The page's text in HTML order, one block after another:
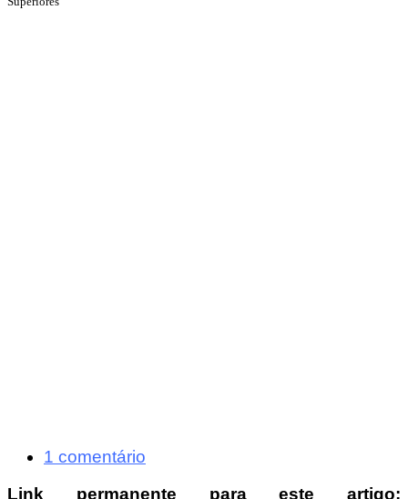
1 comentário
Link permanente para este artigo: